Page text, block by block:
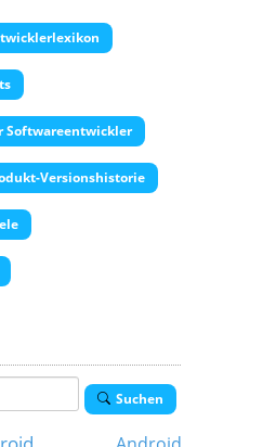
Softwareentwickler
Versionshistorie
Suchen